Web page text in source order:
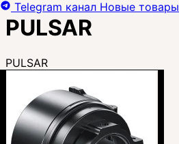
PULSAR
PULSAR
Telegram канал Новые товары